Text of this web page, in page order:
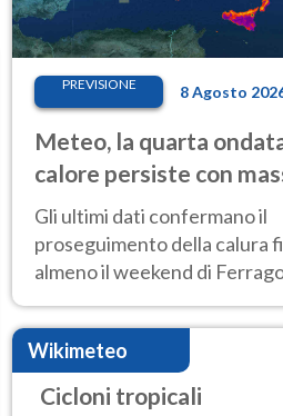
PREVISIONE 8 Agosto
Meteo, la quarta
calore persiste con
sempre molto elevate
Gli ultimi dati confermano il
proseguimento della calura
almeno il weekend di
con tendenza a una nuova
intensificazione prossima
settimana
Wikimeteo
Cicloni tropicali